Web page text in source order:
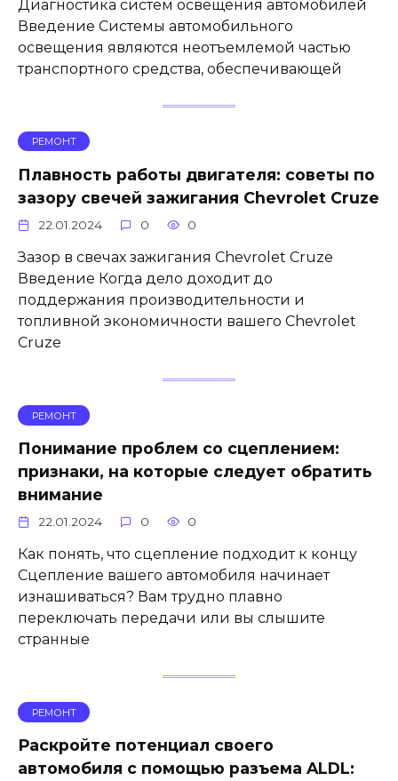
Диагностика систем освещения автомобилей
Введение Системы автомобильного
освещения являются неотъемлемой частью
транспортного средства, обеспечивающей
РЕМОНТ
Плавность работы двигателя: советы по
зазору свечей зажигания Chevrolet Cruze
22.01.2024 0 0
Зазор в свечах зажигания Chevrolet Cruze
Введение Когда дело доходит до
поддержания производительности и
топливной экономичности вашего Chevrolet
Cruze
РЕМОНТ
Понимание проблем со сцеплением:
признаки, на которые следует обратить
внимание
22.01.2024 0 0
Как понять, что сцепление подходит к концу
Сцепление вашего автомобиля начинает
изнашиваться? Вам трудно плавно
переключать передачи или вы слышите
странные
РЕМОНТ
Раскройте потенциал своего
автомобиля с помощью разъема ALDL: